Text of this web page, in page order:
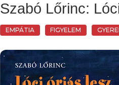
Szabó Lőrinc:
EMPÁTIA FIGYELEM